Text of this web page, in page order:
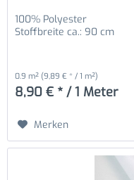
100% Polyester
Stoffbreite ca.: 90 cm
0.9 m² (9,89 € * / 1 m²)
8,90 € * / 1 Meter
Merken